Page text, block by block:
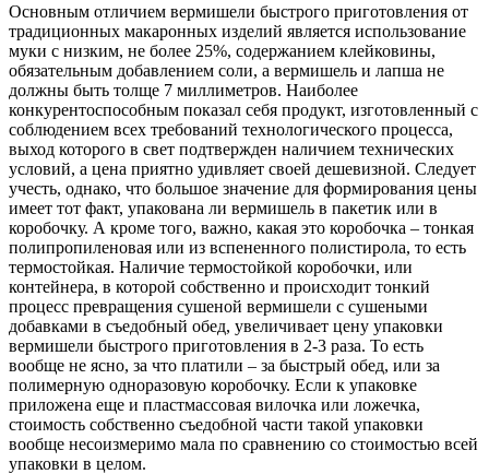
Основным отличием вермишели быстрого приготовления от
традиционных макаронных изделий является использование
муки с низким, не более 25%, содержанием клейковины,
обязательным добавлением соли, а вермишель и лапша не
должны быть толще 7 миллиметров. Наиболее
конкурентоспособным показал себя продукт, изготовленный с
соблюдением всех требований технологического процесса,
выход которого в свет подтвержден наличием технических
условий, а цена приятно удивляет своей дешевизной. Следует
учесть, однако, что большое значение для формирования цены
имеет тот факт, упакована ли вермишель в пакетик или в
коробочку. А кроме того, важно, какая это коробочка – тонкая
полипропиленовая или из вспененного полистирола, то есть
термостойкая. Наличие термостойкой коробочки, или
контейнера, в которой собственно и происходит тонкий
процесс превращения сушеной вермишели с сушеными
добавками в съедобный обед, увеличивает цену упаковки
вермишели быстрого приготовления в 2-3 раза. То есть
вообще не ясно, за что платили – за быстрый обед, или за
полимерную одноразовую коробочку. Если к упаковке
приложена еще и пластмассовая вилочка или ложечка,
стоимость собственно съедобной части такой упаковки
вообще несоизмеримо мала по сравнению со стоимостью всей
упаковки в целом.